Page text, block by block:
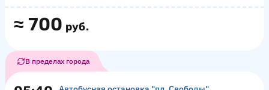
≈ 700 руб.
В пределах города